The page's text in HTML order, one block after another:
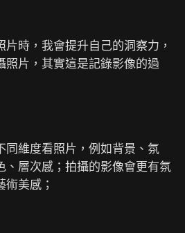
時，我會提升自己的洞察力，
照片，其實這是記錄影像的過
同維度看照片，例如背景、氛
、層次感；拍攝的影像會更有氛
術美感；